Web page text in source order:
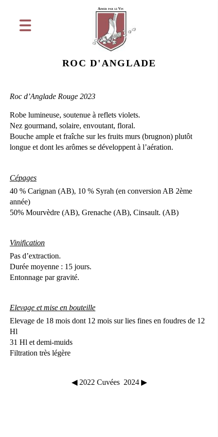
Aimer par le Vin
ROC D'ANGLADE
Roc d’Anglade Rouge 2023
Robe lumineuse, soutenue à reflets violets.
Nez gourmand, solaire, envoutant, floral.
Bouche ample et fraîche sur les fruits murs (brugnon) plutôt
longue et dont les arômes se développent à l’aération.
Cépages
40 % Carignan (AB), 10 % Syrah (en conversion AB 2ème
année)
50% Mourvèdre (AB), Grenache (AB), Cinsault. (AB)
Vinification
Pas d’extraction.
Durée moyenne : 15 jours.
Entonnage par gravité.
Elevage et mise en bouteille
Elevage de 18 mois dont 12 mois sur lies fines en foudres de 12
Hl
31 Hl et demi-muids
Filtration très légère
◀ 2022 Cuvées 2024 ▶